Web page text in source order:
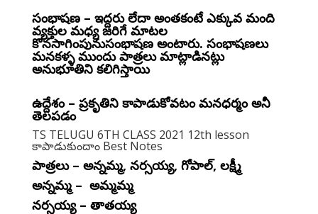
సంభాషణ – ఇద్దరు లేదా అంతకంటే ఎక్కువ మంది
వ్యక్తుల మధ్య జరిగే మాటల
కొనసాగింపునుసంభాషణ అంటారు. సంభాషణలు
మనకళ్ళ ముందు పాత్రలు మాట్లాడినట్లు
అనుభూతిని కలిగిస్తాయి
ఉద్దేశం – ప్రకృతిని కాపాడుకోవటం మనధర్మం అనీ
తెలపడం
TS TELUGU 6TH CLASS 2021 12th lesson
కాపాడుకుందాం Best Notes
పాత్రలు – అన్నమ్మ, నర్సయ్య, గోపాల్, లక్ష్మీ
అన్నమ్మ – అమ్మమ్మ
నర్సయ్య – తాతయ్య